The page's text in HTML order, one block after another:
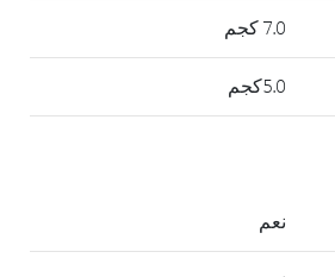
7.0 كجم
5.0كجم
نعم